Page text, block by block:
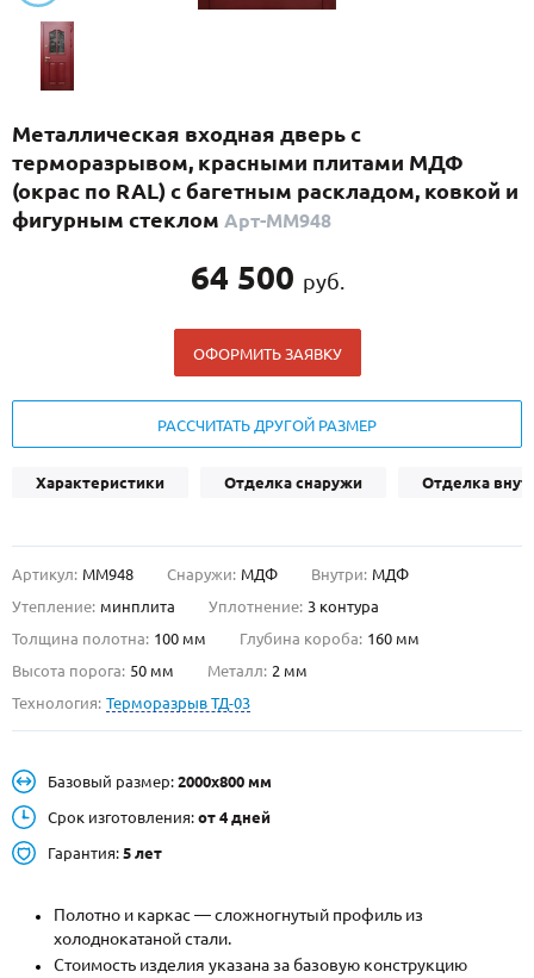
С реечным дизайном (29)
ПО НАЗНАЧЕНИЮ
Популярные двери
ДОСТАВКА
О НАС
Металлические двери от производителя с доставкой и установкой в
НАЙТИ:
ПН-СБ - с 9:00 до 21:00, ВС - до 19:00
ЗАПРОСИТЬ РАСЧЕТ
Металлическая входная дверь с
терморазрывом, красными плитами МДФ
(окрас по RAL) с багетным раскладом, ковкой и
фигурным стеклом Арт-ММ948
64 500 руб.
ОФОРМИТЬ ЗАЯВКУ
РАССЧИТАТЬ ДРУГОЙ РАЗМЕР
Характеристики Отделка снаружи Отделка
Артикул: ММ948 Снаружи: МДФ Внутри: МДФ
Утепление: минплита Уплотнение: 3 контура
Толщина полотна: 100 мм Глубина короба: 160 мм
Высота порога: 50 мм Металл: 2 мм
Технология: Терморазрыв ТД-03
Базовый размер: 2000х800 мм
Срок изготовления: от 4 дней
Гарантия: 5 лет
Полотно и каркас — сложногнутый профиль из
холоднокатаной стали.
Стоимость изделия указана за базовую конструкцию